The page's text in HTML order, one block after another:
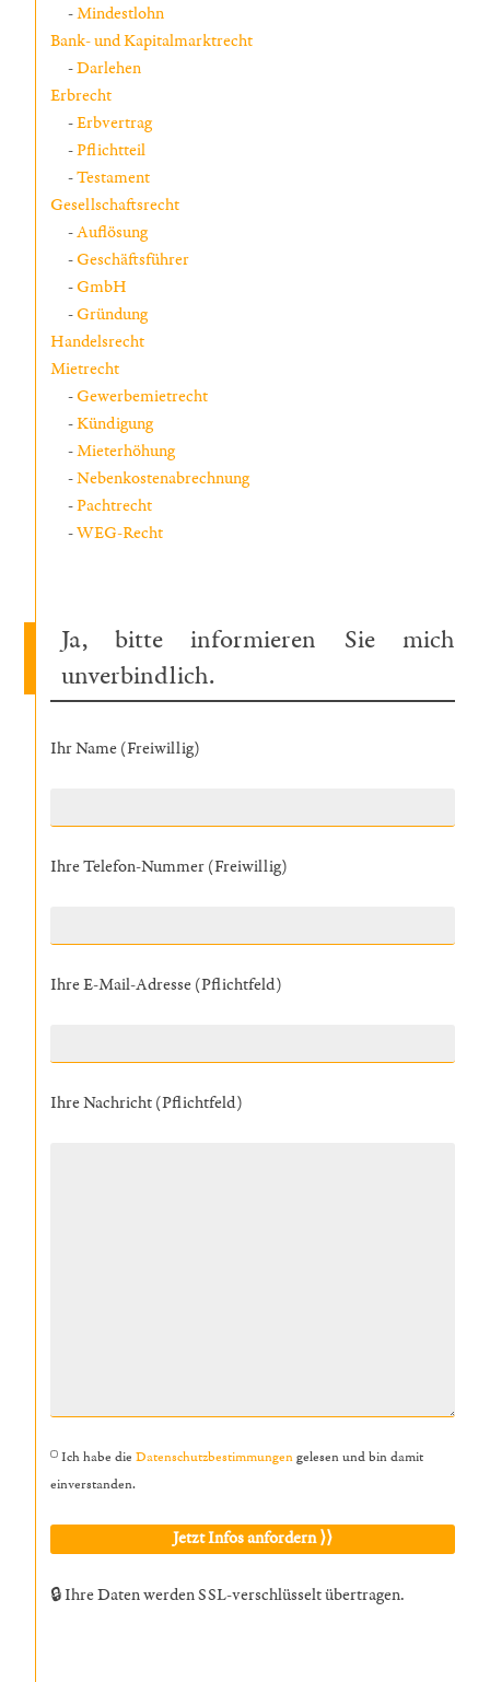
Mindestlohn
Bank- und Kapitalmarktrecht
Darlehen
Erbrecht
Erbvertrag
Pflichtteil
Testament
Gesellschaftsrecht
Auflösung
Geschäftsführer
GmbH
Gründung
Handelsrecht
Mietrecht
Gewerbemietrecht
Kündigung
Mieterhöhung
Nebenkostenabrechnung
Pachtrecht
WEG-Recht
Ja, bitte informieren Sie mich
unverbindlich.
Ihr Name (Freiwillig)
Ihre Telefon-Nummer (Freiwillig)
Ihre E-Mail-Adresse (Pflichtfeld)
Ihre Nachricht (Pflichtfeld)
Ich habe dieDatenschutzbestimmungengelesen und bin damit
einverstanden.
🔒 Ihre Daten werden SSL-verschlüsselt übertragen.